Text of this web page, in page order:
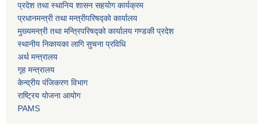
प्रदेश तथा स्थानिय शासन सहयोग कार्यक्रम
प्रधानमन्त्री तथा मन्त्रीपरिषद्को कार्यालय
मुख्यमन्त्री तथा मन्त्रिपरिषद्को कार्यालय गण्डकी प्रदेश
स्थानीय निकायका लागि सुचना प्रविधि
अर्थ मन्त्रालय
गृह मन्त्रालय
केन्द्रीय पंजिकरण विभाग
राष्ट्रिय योजना आयोग
PAMS